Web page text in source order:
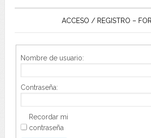
ACCESO / REGISTRO –
Nombre de usuario:
Contraseña:
Recordar mi
contraseña